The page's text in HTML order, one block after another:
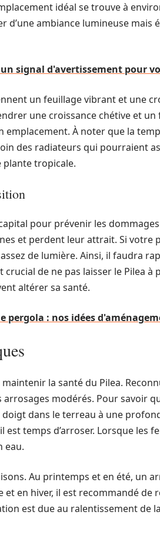
idéal se trouve à
ambiance lumineuse mais
signal d'avertissement pour
un feuillage vibrant et une
une croissance chétive et
À noter que la
des radiateurs qui pourraient
tropicale.
pour prévenir les
et perdent leur attrait. Si votre
assez de lumière. Ainsi, il faudra
de ne pas laisser le Pilea à
altérer sa santé.
pergola : nos idées
la santé du Pilea.
arrosages modérés. Pour savoir
dans le terreau à une
est temps d’arroser. Lorsque les
eau.
Au printemps et en été, un
en hiver, il est recommandé de
est due au ralentissement de